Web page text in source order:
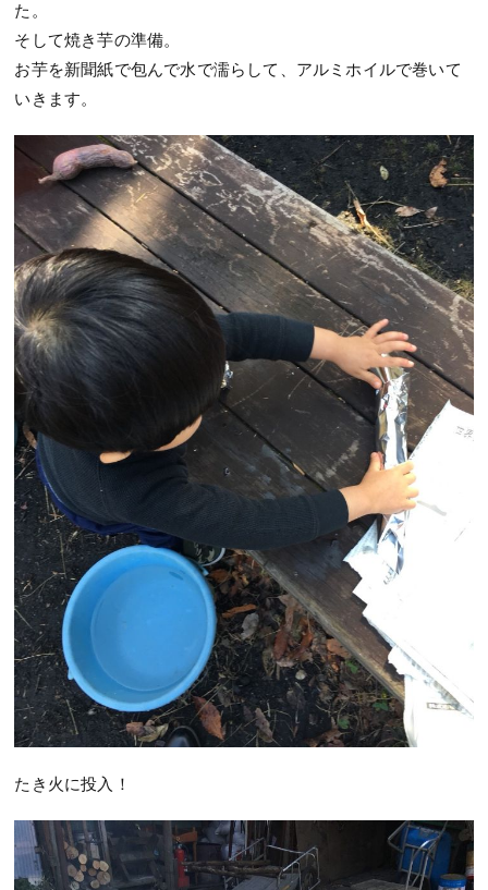
た。
そして焼き芋の準備。
お芋を新聞紙で包んで水で濡らして、アルミホイルで巻いて
いきます。
たき火に投入！